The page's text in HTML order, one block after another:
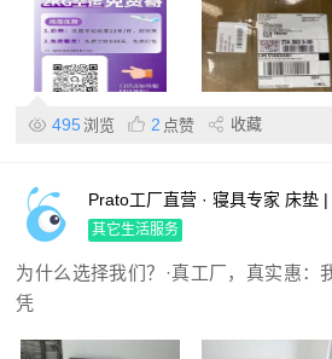
495 浏览 2 点赞 收藏
Prato工厂直营 · 寝具专家 床垫
站式定制
其它生活服务
为什么选择我们？·真工厂，真实惠：
凭